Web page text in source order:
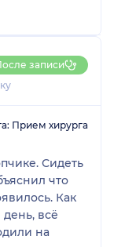
записи
Прием хирурга
Сидеть
что
Как
всё
на